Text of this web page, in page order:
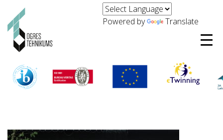
Powered by Translate